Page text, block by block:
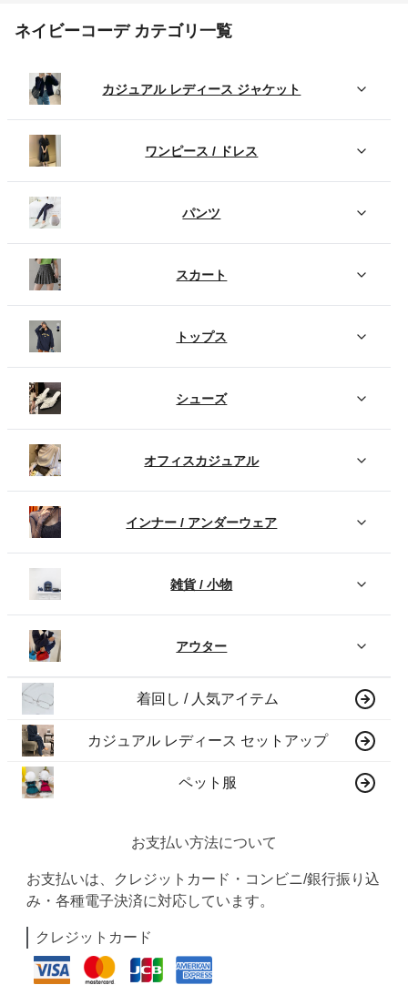
ネイビーコーデ カテゴリ一覧
カジュアル レディース ジャケット
ワンピース / ドレス
パンツ
スカート
トップス
シューズ
オフィスカジュアル
インナー / アンダーウェア
雑貨 / 小物
アウター
着回し / 人気アイテム
カジュアル レディース セットアップ
ペット服
お支払い方法について
お支払いは、クレジットカード・コンビニ/銀行振り込
み・各種電子決済に対応しています。
クレジットカード